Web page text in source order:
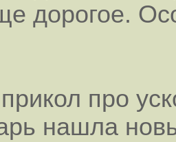
дорогое.
про
нашла